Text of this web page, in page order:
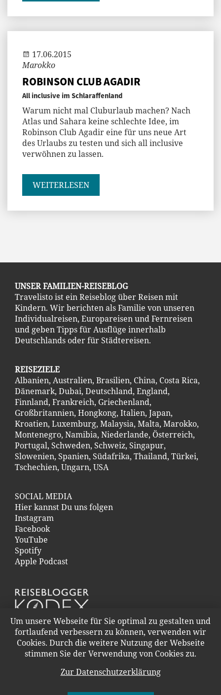
17.06.2015
Marokko
ROBINSON CLUB AGADIR
All inclusive im Schlaraffenland
Warum nicht mal Cluburlaub machen? Nach
Atlas und Sahara keine schlechte Idee, im
Robinson Club Agadir eine für uns neue Art
des Urlaubs zu testen und sich all inclusive
verwöhnen zu lassen.
WEITERLESEN
UNSER FAMILIEN-REISEBLOG
Travelisto ist ein Reiseblog über Reisen mit
Kindern. Wir berichten als Familie von unseren
Individualreisen, Europareisen und Fernreisen
und geben Tipps für Ausflüge innerhalb
Deutschlands oder für Städtereisen.
REISEZIELE
Albanien, Australien, Brasilien, China, Costa Rica,
Dänemark, Dubai, Deutschland, England,
Finnland, Frankreich, Griechenland,
Großbritannien, Hongkong, Italien, Japan,
Kroatien, Luxemburg, Malaysia, Malta, Marokko,
Montenegro, Namibia, Niederlande, Österreich,
Portugal, Schweden, Schweiz, Singapur,
Slowenien, Spanien, Südafrika, Thailand, Türkei,
Tschechien, Ungarn, USA
SOCIAL MEDIA
Hier kannst Du uns folgen
Instagram
Facebook
YouTube
Spotify
Apple Podcast
Um unsere Webseite für Sie optimal zu gestalten und
fortlaufend verbessern zu können, verwenden wir
Cookies. Durch die weitere Nutzung der Webseite
stimmen Sie der Verwendung von Cookies zu.
Zur Datenschutzerklärung